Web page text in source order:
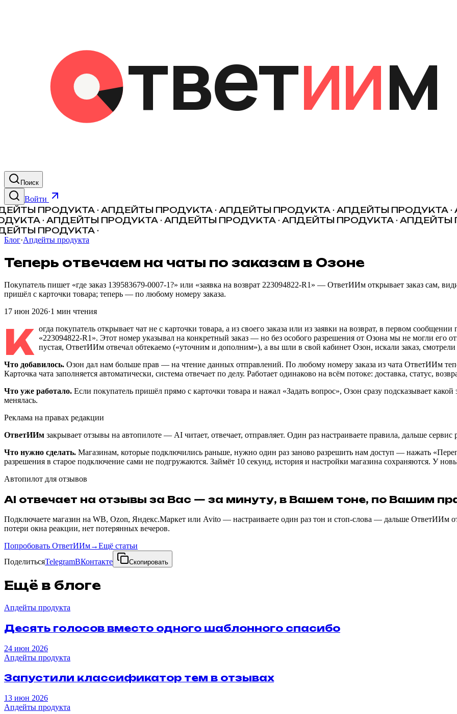
Поиск
Войти
ПРОДУКТА · АПДЕЙТЫ ПРОДУКТА · АПДЕЙТЫ ПРОДУКТА · АПДЕЙТЫ ПРОДУКТА ·
· АПДЕЙТЫ ПРОДУКТА · АПДЕЙТЫ ПРОДУКТА ·АПДЕЙТЫ ПРОДУКТА · АПДЕЙТЫ
ПРОДУКТА ·
Блог·Апдейты продукта
Теперь отвечаем на чаты по заказам в Озоне
Покупатель пишет «где заказ 139583679-0007-1?» или «заявка на возврат 223094822-R1» — ОтветИИм открывает заказ сам,
пришёл с карточки товара; теперь — по любому номеру заказа.
17 июн 2026·1 мин чтения
К огда покупатель открывает чат не с карточки товара, а из своего заказа или из заявки на возврат, в первом
«223094822-R1». Этот номер указывал на конкретный заказ — но без особого разрешения от Озона мы не могли его
пустая, ОтветИИм отвечал обтекаемо («уточним и дополним»), а вы шли в свой кабинет Озон, искали заказ, смотрели
Что добавилось. Озон дал нам больше прав — на чтение данных отправлений. По любому номеру заказа из чата ОтветИИм
Карточка чата заполняется автоматически, система отвечает по делу. Работает одинаково на всём потоке: доставка, статус,
Что уже работало. Если покупатель пришёл прямо с карточки товара и нажал «Задать вопрос», Озон сразу подсказывает
менялась.
Реклама на правах редакции
ОтветИИм закрывает отзывы на автопилоте — AI читает, отвечает, отправляет. Один раз настраиваете правила, дальше сервис
Что нужно сделать. Магазинам, которые подключились раньше, нужно один раз заново разрешить нам доступ — нажать
разрешения в старое подключение сами не подгружаются. Займёт 10 секунд, история и настройки магазина сохраняются. У
Автопилот для отзывов
AI отвечает на отзывы за Вас — за минуту, в Вашем тоне, по Вашим
Подключаете магазин на WB, Ozon, Яндекс.Маркет или Avito — настраиваете один раз тон и стоп-слова — дальше ОтветИИм
потери окна реакции, нет потерянных вечеров.
Попробовать ОтветИИм→Ещё статьи
ПоделитьсяTelegramВКонтакте Скопировать
Ещё в блоге
Апдейты продукта
Десять голосов вместо одного шаблонного спасибо
24 июн 2026
Апдейты продукта
Запустили классификатор тем в отзывах
13 июн 2026
Апдейты продукта